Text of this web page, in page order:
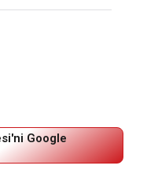
Google